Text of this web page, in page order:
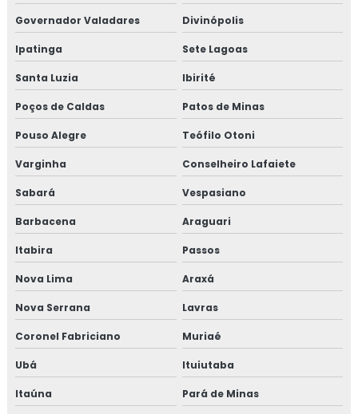
Consultoria em resolução de não conformidades da
auditoria
Consultoria em revisão norma FSSC 22000
Consultoria em rotulagem de alimentos
Consultoria em sensibilização programa 5s
Consultoria para setor alimentício
Consultoria em sistema de gestão halal
Consultoria em transporte de feed materials
Consultoria em tratamento de não conformidades
Consultoria em tratamento de não conformidades e
causas raiz
Governador Valadares Divinópolis
Ipatinga Sete Lagoas
Santa Luzia Ibirité
Poços de Caldas Patos de Minas
Pouso Alegre Teófilo Otoni
Varginha Conselheiro Lafaiete
Sabará Vespasiano
Barbacena Araguari
Itabira Passos
Nova Lima Araxá
Nova Serrana Lavras
Coronel Fabriciano Muriaé
Ubá Ituiutaba
Itaúna Pará de Minas